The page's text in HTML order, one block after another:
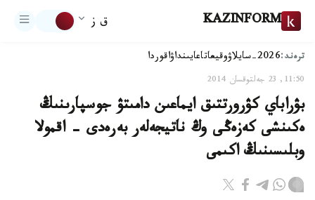
KAZINFORM ق ز
ترەند:2026-سايلاۋ وقيعاتاعايىنداۋاقوردا
11:50, 23 جەلتوقسان 2014
بۋراباي كۋرورتتىق ايماعىن دامىتۋ جوسپارىنىڭ
ەكىنشى كەزەڭى وڭ ناتيجەلەر بەرەدى - اقمولا
وبلىسىنىڭ اكىمى